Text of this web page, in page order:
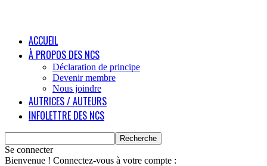
ACCUEIL
À PROPOS DES NCS
Déclaration de principe
Devenir membre
Nous joindre
AUTRICES / AUTEURS
INFOLETTRE DES NCS
Se connecter
Bienvenue ! Connectez-vous à votre compte :